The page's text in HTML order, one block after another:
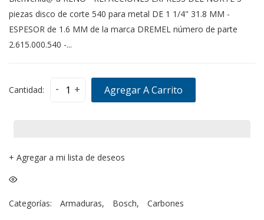
piezas disco de corte 540 para metal DE 1 1/4" 31.8 MM -
ESPESOR de 1.6 MM de la marca DREMEL número de parte
2.615.000.540 -...
Cantidad: - + Agregar A Carrito
+ Agregar a mi lista de deseos
Categorías: Armaduras, Bosch,
Carbones